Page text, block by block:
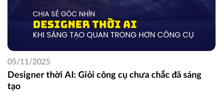
Designer thời AI: Giỏi công cụ chưa chắc đã sáng
tạo
05/11/2025